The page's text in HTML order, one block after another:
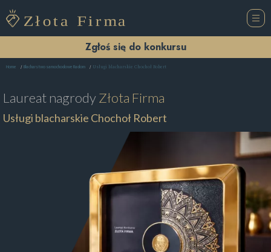
Zgłoś się do konkursu
Home Blacharstwo samochodowe Radom Usługi blacharskie Chochoł Robert
Laureat nagrodyZłota Firma
Usługi blacharskie Chochoł Robert